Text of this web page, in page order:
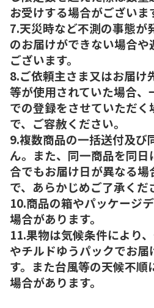
お受けする場合がございま
7.天災時など不測の事態が
のお届けができない場合
ございます。
8.ご依頼主さま又はお届け
等が使用されていた場合、
での登録をさせていただく
で、ご容赦ください。
9.複数商品の一括送付及び
ん。また、同一商品を同
合でもお届け日が異なる場
で、あらかじめご了承くだ
10.商品の箱やパッケージ
場合があります。
11.果物は気候条件により
やチルドゆうパックでお届
す。また台風等の天候不順
場合があります。